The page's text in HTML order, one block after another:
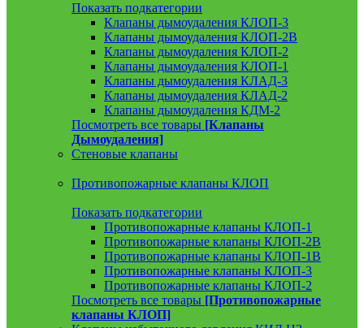
Показать подкатегории
Клапаны дымоудаления КЛОП-3
Клапаны дымоудаления КЛОП-2В
Клапаны дымоудаления КЛОП-2
Клапаны дымоудаления КЛОП-1
Клапаны дымоудаления КЛАД-3
Клапаны дымоудаления КЛАД-2
Клапаны дымоудаления КДМ-2
Посмотреть все товары [Клапаны
Дымоудаления]
Стеновые клапаны
Противопожарные клапаны КЛОП
Показать подкатегории
Противопожарные клапаны КЛОП-1
Противопожарные клапаны КЛОП-2В
Противопожарные клапаны КЛОП-1В
Противопожарные клапаны КЛОП-3
Противопожарные клапаны КЛОП-2
Посмотреть все товары [Противопожарные
клапаны КЛОП]